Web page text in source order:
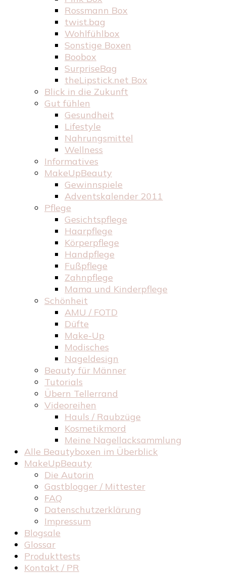
Rossmann Box
twist.bag
Wohlfühlbox
Sonstige Boxen
Boobox
SurpriseBag
theLipstick.net Box
Blick in die Zukunft
Gut fühlen
Gesundheit
Lifestyle
Nahrungsmittel
Wellness
Informatives
MakeUpBeauty
Gewinnspiele
Adventskalender 2011
Pflege
Gesichtspflege
Haarpflege
Körperpflege
Handpflege
Fußpflege
Zahnpflege
Mama und Kinderpflege
Schönheit
AMU / FOTD
Düfte
Make-Up
Modisches
Nageldesign
Beauty für Männer
Tutorials
Übern Tellerrand
Videoreihen
Hauls / Raubzüge
Kosmetikmord
Meine Nagellacksammlung
Alle Beautyboxen im Überblick
MakeUpBeauty
Die Autorin
Gastblogger / Mittester
FAQ
Datenschutzerklärung
Impressum
Blogsale
Glossar
Produkttests
Kontakt / PR